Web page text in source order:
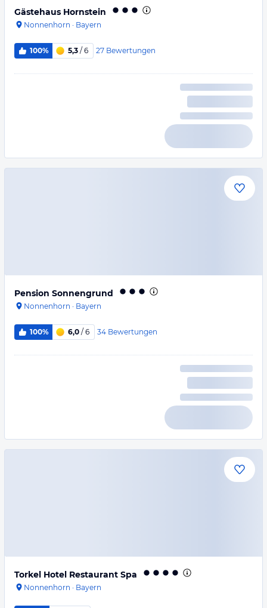
Gästehaus Hornstein
Nonnenhorn · Bayern
100% 5,3 / 6 27 Bewertungen
Pension Sonnengrund
Nonnenhorn · Bayern
100% 6,0 / 6 34 Bewertungen
Torkel Hotel Restaurant Spa
Nonnenhorn · Bayern